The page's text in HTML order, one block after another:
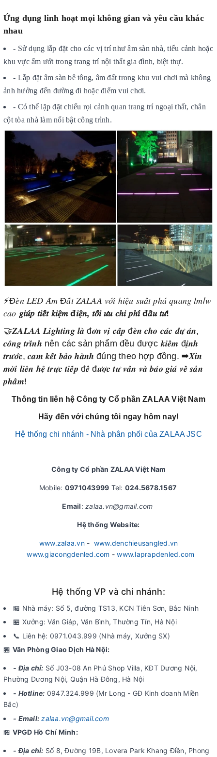
Ứng dụng linh hoạt mọi không gian và yêu cầu khác
nhau
- Sử dụng lắp đặt cho các vị trí như âm sàn nhà, tiểu cảnh hoặc
khu vực ẩm ướt trong trang trí nội thất gia đình, biệt thự.
- Lắp đặt âm sàn bê tông, âm đất trong khu vui chơi mà không
ảnh hưởng đến đường đi hoặc điểm vui chơi.
- Có thể lặp đặt chiếu rọi cảnh quan trang trí ngoại thất, chân
cột tòa nhà làm nổi bật công trình.
⚡Đ𝑒̀𝑛 𝐿𝐸𝐷 𝐴̂𝑚 Đ𝑎̂́𝑡 𝑍𝐴𝐿𝐴𝐴 𝑣𝑜̛́𝑖 ℎ𝑖𝑒̣̂𝑢 𝑠𝑢𝑎̂́𝑡 𝑝ℎ𝑎́ 𝑞𝑢𝑎𝑛𝑔 𝑙𝑚/𝑤
𝑐𝑎𝑜 𝑔𝑖𝑢́𝑝 𝑡𝑖𝑒̂́𝑡 𝑘𝑖𝑒̣̂𝑚 đ𝑖𝑒̣̂𝑛, 𝑡𝑜̂́𝑖 𝑢̛𝑢 𝑐ℎ𝑖 𝑝ℎ𝑖́ đ𝑎̂̀𝑢 𝑡𝑢̛!
🤝𝒁𝑨𝑳𝑨𝑨 𝑳𝒊𝒈𝒉𝒕𝒊𝒏𝒈 𝒍𝒂̀ đ𝒐̛𝒏 𝒗𝒊̣ 𝒄𝒂̂́𝒑 đ𝒆̀𝒏 𝒄𝒉𝒐 𝒄𝒂́𝒄 𝒅𝒖̛̣ 𝒂́𝒏,
𝒄𝒐̂𝒏𝒈 𝒕𝒓𝒊̀𝒏𝒉 nên các sản phẩm đều được 𝒌𝒊𝒆̂̉𝒎 đ𝒊̣𝒏𝒉
𝒕𝒓𝒖̛𝒐̛́𝒄, 𝒄𝒂𝒎 𝒌𝒆̂́𝒕 𝒃𝒂̉𝒐 𝒉𝒂̀𝒏𝒉 đúng theo hợp đồng. ➡𝑿𝒊𝒏
𝒎𝒐̛̀𝒊 𝒍𝒊𝒆̂𝒏 𝒉𝒆̣̂ 𝒕𝒓𝒖̛̣𝒄 𝒕𝒊𝒆̂́𝒑 đ𝒆̂̉ đ𝒖̛𝒐̛̣𝒄 𝒕𝒖̛ 𝒗𝒂̂́𝒏 𝒗𝒂̀ 𝒃𝒂́𝒐 𝒈𝒊𝒂́ 𝒗𝒆̂̀ 𝒔𝒂̉𝒏
𝒑𝒉𝒂̂̉𝒎!
Thông tin liên hệ Công ty Cổ phần ZALAA Việt Nam
Hãy đến với chúng tôi ngay hôm nay!
Hệ thống chi nhánh - Nhà phân phối của ZALAA JSC
Công ty Cổ phần ZALAA Việt Nam
Mobile: 0971043999 Tel: 024.5678.1567
Email: zalaa.vn@gmail.com
Hệ thống Website:
www.zalaa.vn- www.denchieusangled.vn
www.giacongdenled.com -www.laprapdenled.com
Hệ thống VP và chi nhánh:
🏪 Nhà máy: Số 5, đường TS13, KCN Tiên Sơn, Bắc Ninh
🏪 Xưởng: Văn Giáp, Văn Bình, Thường Tín, Hà Nội
📞 Liên hệ: 0971.043.999 (Nhà máy, Xưởng SX)
🏪 Văn Phòng Giao Dịch Hà Nội:
- Địa chỉ: Số J03-08 An Phú Shop Villa, KĐT Dương Nội,
Phường Dương Nội, Quận Hà Đông, Hà Nội
- Hotline: 0947.324.999 (Mr Long - GĐ Kinh doanh Miền
Bắc)
- Email: zalaa.vn@gmail.com
🏪 VPGD Hồ Chí Minh:
- Địa chỉ: Số 8, Đường 19B, Lovera Park Khang Điền, Phong